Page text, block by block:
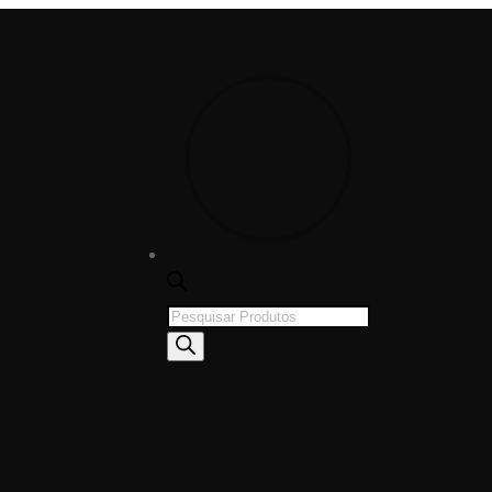
Products
search